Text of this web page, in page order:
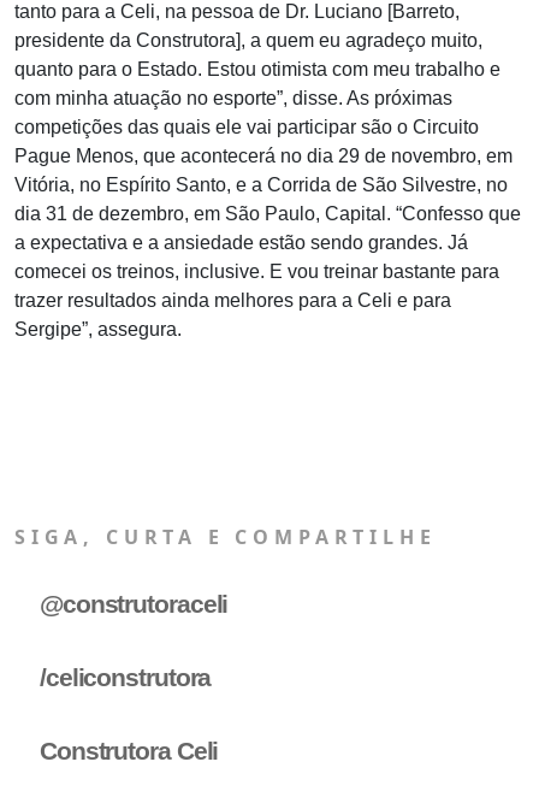
tanto para a Celi, na pessoa de Dr. Luciano [Barreto,
presidente da Construtora], a quem eu agradeço muito,
quanto para o Estado. Estou otimista com meu trabalho e
com minha atuação no esporte”, disse. As próximas
competições das quais ele vai participar são o Circuito
Pague Menos, que acontecerá no dia 29 de novembro, em
Vitória, no Espírito Santo, e a Corrida de São Silvestre, no
dia 31 de dezembro, em São Paulo, Capital. “Confesso que
a expectativa e a ansiedade estão sendo grandes. Já
comecei os treinos, inclusive. E vou treinar bastante para
trazer resultados ainda melhores para a Celi e para
Sergipe”, assegura.
SIGA, CURTA E COMPARTILHE
@construtoraceli
/celiconstrutora
Construtora Celi